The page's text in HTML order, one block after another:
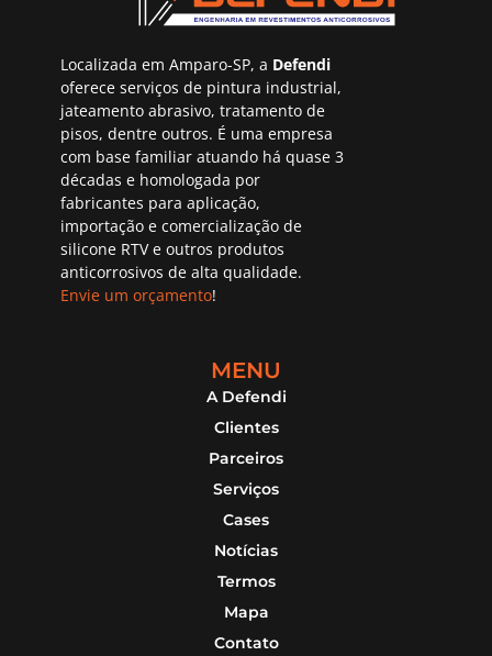
Localizada em Amparo-SP, a Defendi
oferece serviços de pintura industrial,
jateamento abrasivo, tratamento de
pisos, dentre outros. É uma empresa
com base familiar atuando há quase 3
décadas e homologada por
fabricantes para aplicação,
importação e comercialização de
silicone RTV e outros produtos
anticorrosivos de alta qualidade.
Envie um orçamento!
MENU
A Defendi
Clientes
Parceiros
Serviços
Cases
Notícias
Termos
Mapa
Contato